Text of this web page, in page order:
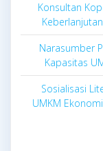
Konsultan
Narasumber
Kapasitas
Sosialisasi
UMKM